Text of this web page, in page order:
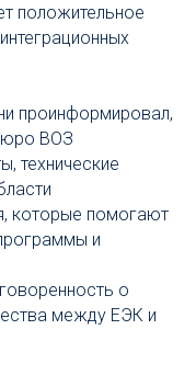
положительное
проинформировал,
ВОЗ
технические
которые помогают
и
о
между ЕЭК и